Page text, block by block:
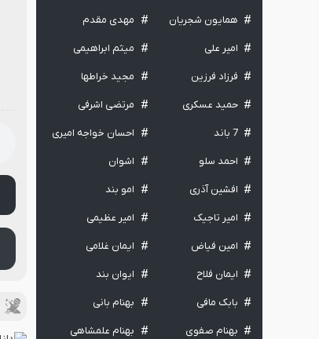
همایون شجریان مهدی مقدم
امیر علی میثم ابراهیمی
فرزاد فرزین مجید خراطها
حمید عسکری مرتضی اشرفی
7 باند احسان خواجه امیری
احمد سلو اشوان
افشین آذری امو بند
امیر تاجیک امیر عظیمی
امین فیاض ایمان غلامی
ایمان فلاح ایوان بند
بابک مافی بهنام بانی
بهنام صفوی بهنام علمشاهی